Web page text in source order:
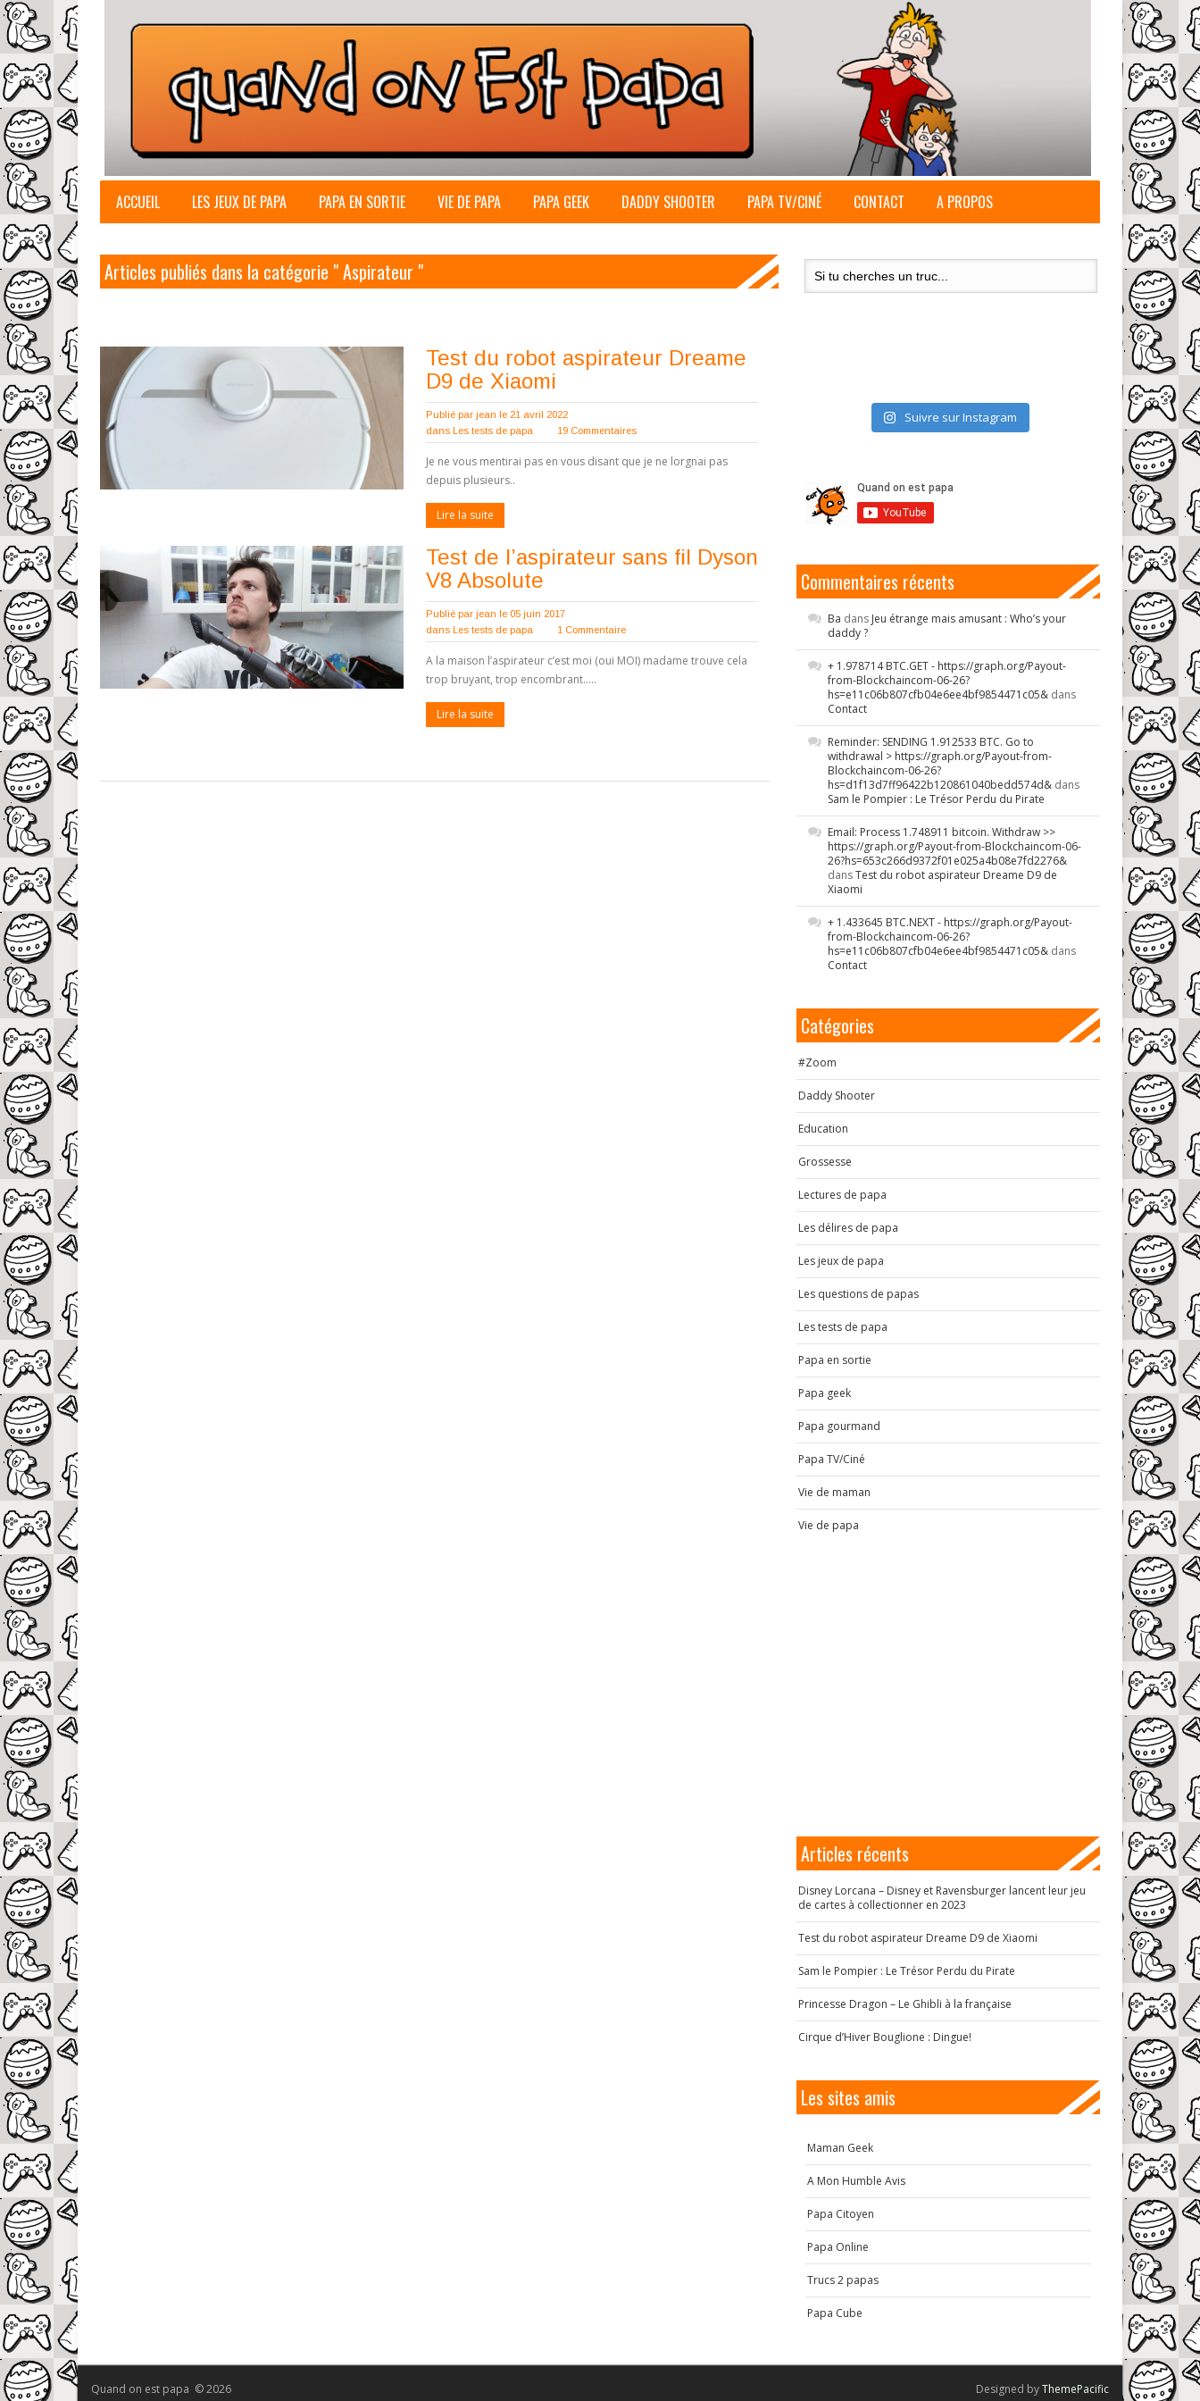
ACCUEIL LES JEUX DE PAPA PAPA EN SORTIE VIE DE PAPA PAPA GEEK DADDY SHOOTER PAPA TV/CINÉ CONTACT A PROPOS
Articles publiés dans la catégorie " Aspirateur "
Test du robot aspirateur Dreame
D9 de Xiaomi
Publié par jean le 21 avril 2022
dans Les tests de papa 19 Commentaires
Je ne vous mentirai pas en vous disant que je ne lorgnai pas
depuis plusieurs..
Lire la suite
Test de l’aspirateur sans fil Dyson
V8 Absolute
Publié par jean le 05 juin 2017
dans Les tests de papa 1 Commentaire
A la maison l’aspirateur c’est moi (oui MOI) madame trouve cela
trop bruyant, trop encombrant…..
Lire la suite
Suivre sur Instagram
Commentaires récents
Ba dans Jeu étrange mais amusant : Who’s your
daddy ?
+ 1.978714 BTC.GET - https://graph.org/Payout-
from-Blockchaincom-06-26?
hs=e11c06b807cfb04e6ee4bf9854471c05& dans
Contact
Reminder: SENDING 1.912533 BTC. Go to
withdrawal > https://graph.org/Payout-from-
Blockchaincom-06-26?
hs=d1f13d7ff96422b120861040bedd574d& dans
Sam le Pompier : Le Trésor Perdu du Pirate
Email: Process 1.748911 bitcoin. Withdraw >>
https://graph.org/Payout-from-Blockchaincom-06-
26?hs=653c266d9372f01e025a4b08e7fd2276&
dansTest du robot aspirateur Dreame D9 de
Xiaomi
+ 1.433645 BTC.NEXT - https://graph.org/Payout-
from-Blockchaincom-06-26?
hs=e11c06b807cfb04e6ee4bf9854471c05& dans
Contact
Catégories
#Zoom
Daddy Shooter
Education
Grossesse
Lectures de papa
Les délires de papa
Les jeux de papa
Les questions de papas
Les tests de papa
Papa en sortie
Papa geek
Papa gourmand
Papa TV/Ciné
Vie de maman
Vie de papa
Articles récents
Disney Lorcana – Disney et Ravensburger lancent leur jeu
de cartes à collectionner en 2023
Test du robot aspirateur Dreame D9 de Xiaomi
Sam le Pompier : Le Trésor Perdu du Pirate
Princesse Dragon – Le Ghibli à la française
Cirque d’Hiver Bouglione : Dingue!
Les sites amis
Maman Geek
A Mon Humble Avis
Papa Citoyen
Papa Online
Trucs 2 papas
Papa Cube
Quand on est papa © 2026 Designed byThemePacific